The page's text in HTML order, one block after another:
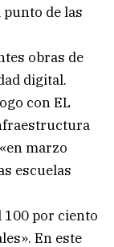
punto de las
obras de
digital.
con EL
marzo
escuelas
100 por ciento
En este